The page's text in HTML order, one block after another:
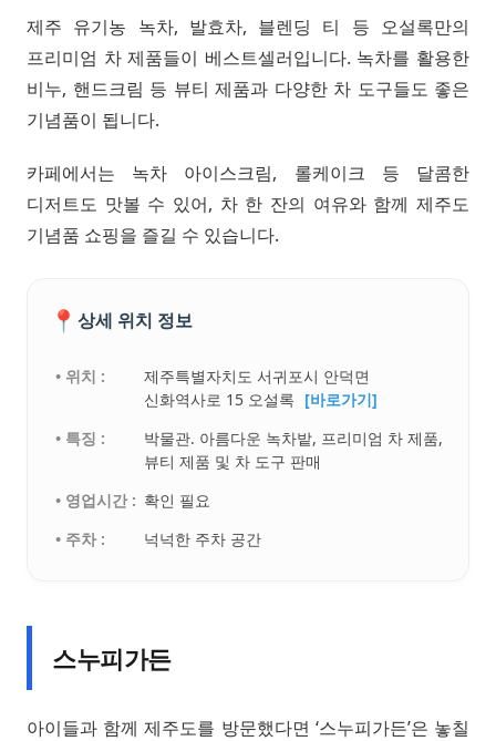
제주 유기농 녹차, 발효차, 블렌딩 티 등 오설록만의
프리미엄 차 제품들이 베스트셀러입니다. 녹차를 활용한
비누, 핸드크림 등 뷰티 제품과 다양한 차 도구들도 좋은
기념품이 됩니다.
카페에서는 녹차 아이스크림, 롤케이크 등 달콤한
디저트도 맛볼 수 있어, 차 한 잔의 여유와 함께 제주도
기념품 쇼핑을 즐길 수 있습니다.
📍 상세 위치 정보
• 위치 :
제주특별자치도 서귀포시 안덕면
신화역사로 15 오설록 [바로가기]
• 특징 :
박물관. 아름다운 녹차밭, 프리미엄 차 제품,
뷰티 제품 및 차 도구 판매
• 영업시간 : 확인 필요
• 주차 :
넉넉한 주차 공간
스누피가든
아이들과 함께 제주도를 방문했다면 ‘스누피가든’은 놓칠